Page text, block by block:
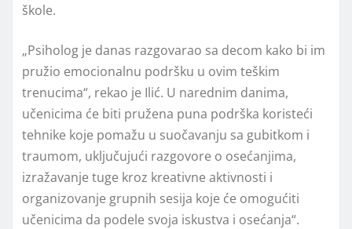
škole.
„Psiholog je danas razgovarao sa decom kako bi im
pružio emocionalnu podršku u ovim teškim
trenucima“, rekao je Ilić. U narednim danima,
učenicima će biti pružena puna podrška koristeći
tehnike koje pomažu u suočavanju sa gubitkom i
traumom, uključujući razgovore o osećanjima,
izražavanje tuge kroz kreativne aktivnosti i
organizovanje grupnih sesija koje će omogućiti
učenicima da podele svoja iskustva i osećanja“.